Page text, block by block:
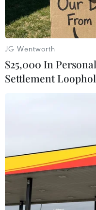
JG Wentworth
$25,000 In
Settlement